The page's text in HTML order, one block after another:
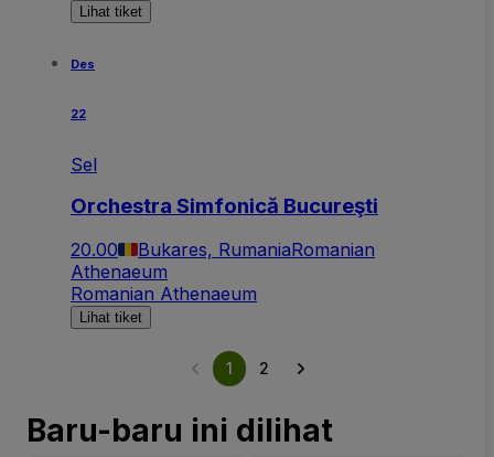
Lihat tiket
Des
22
Sel
Orchestra Simfonică Bucureşti
20.00 Bukares, RumaniaRomanian
Athenaeum
Romanian Athenaeum
Lihat tiket
1 2
Baru-baru ini dilihat